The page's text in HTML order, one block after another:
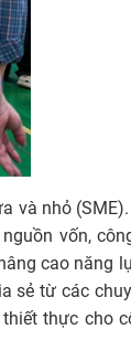
và nhỏ (SME).
vốn,
cao năng
sẻ từ các
thực cho